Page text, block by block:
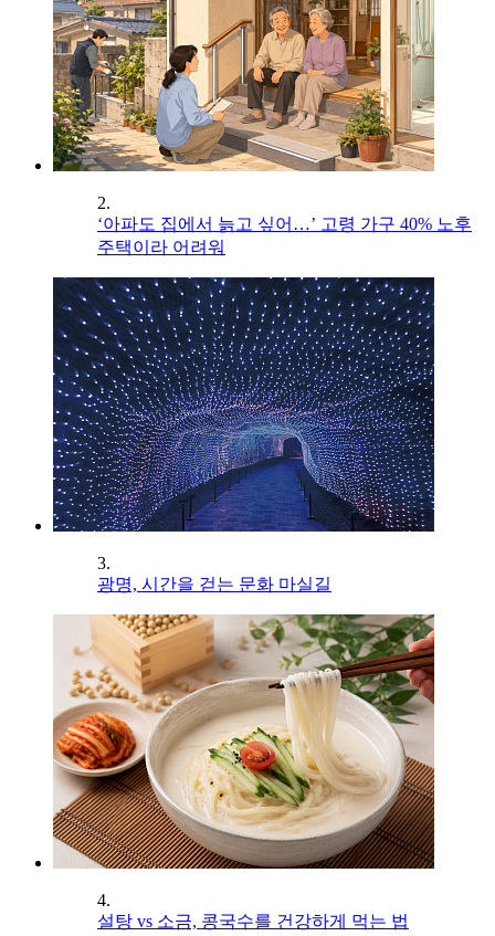
2.
‘아파도 집에서 늙고 싶어…’ 고령 가구 40% 노후
주택이라 어려워
3.
광명, 시간을 걷는 문화 마실길
4.
설탕 vs 소금, 콩국수를 건강하게 먹는 법